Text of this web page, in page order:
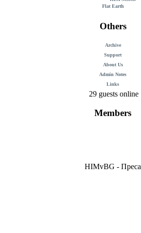
Flat Earth
Others
Archive
Support
About Us
Admin Notes
Links
29 guests online
Members
HIMvBG - Преса